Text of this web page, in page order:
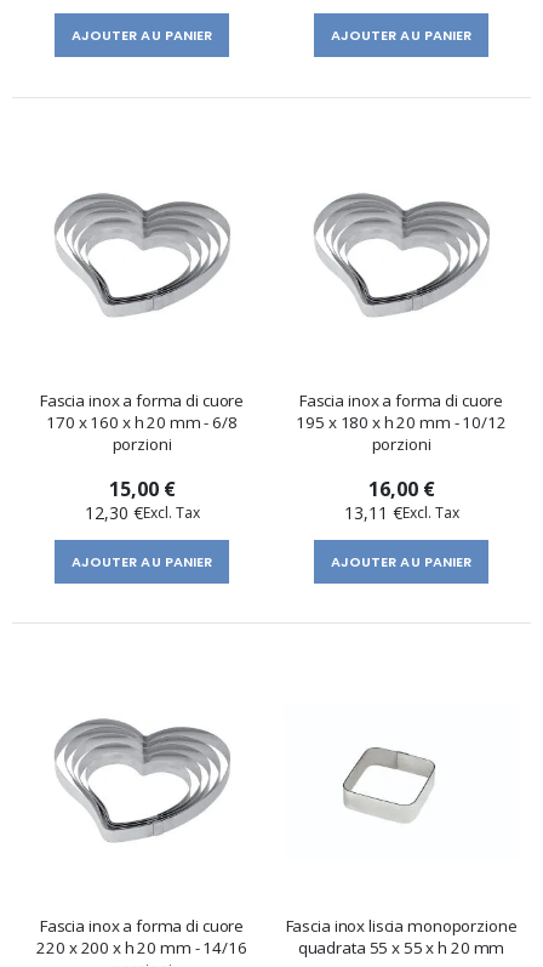
AJOUTER AU PANIER AJOUTER AU PANIER
Fascia inox a forma di cuore
170 x 160 x h 20 mm - 6/8
porzioni
15,00 €
12,30 €
AJOUTER AU PANIER
Fascia inox a forma di cuore
195 x 180 x h 20 mm - 10/12
porzioni
16,00 €
13,11 €
AJOUTER AU PANIER
Fascia inox a forma di cuore
220 x 200 x h 20 mm - 14/16
Fascia inox liscia monoporzione
quadrata 55 x 55 x h 20 mm